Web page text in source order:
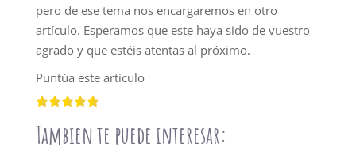
pero de ese tema nos encargaremos en otro
artículo. Esperamos que este haya sido de vuestro
agrado y que estéis atentas al próximo.
Puntúa este artículo
Tambien te puede interesar: